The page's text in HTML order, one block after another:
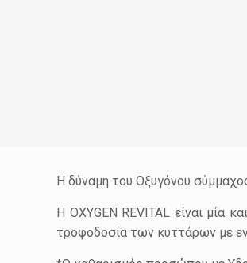
Η δύναμη του Οξυγόνου
Η OXYGEN REVITAL είναι μία
τροφοδοσία των κυττάρων με